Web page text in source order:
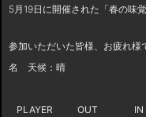
5月19日に開催された「春の味
参加いただいた皆様、お疲れ
名 天候：晴
PLAYER OUT IN